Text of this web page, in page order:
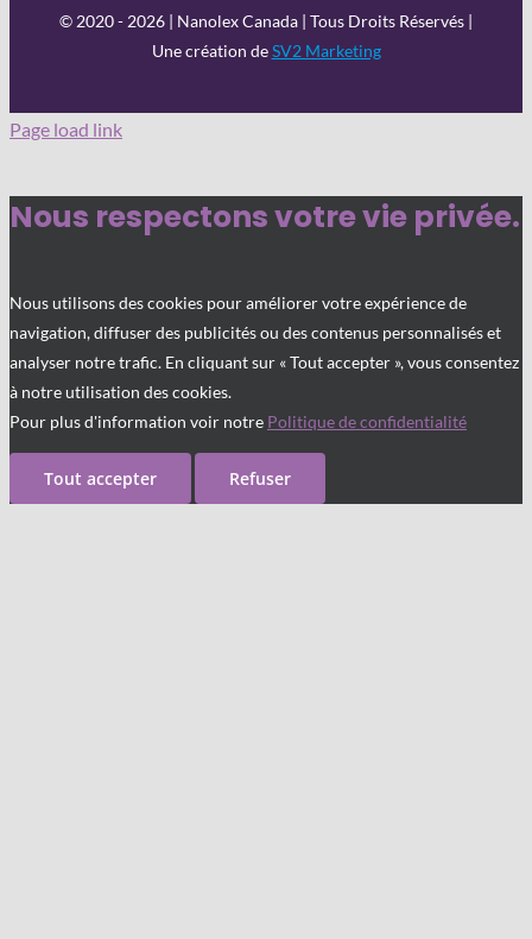
© 2020 - 2026 | Nanolex Canada | Tous Droits Réservés |
Une création deSV2 Marketing
Page load link
Nous respectons votre vie privée.
Nous utilisons des cookies pour améliorer votre expérience de
navigation, diffuser des publicités ou des contenus personnalisés et
analyser notre trafic. En cliquant sur « Tout accepter », vous consentez
à notre utilisation des cookies.
Pour plus d'information voir notre Politique de confidentialité
Tout accepter Refuser